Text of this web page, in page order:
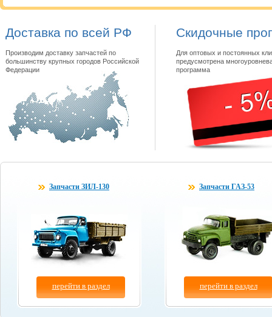
Доставка по всей РФ
Производим доставку запчастей по
большинству крупных городов Российской
Федерации
Скидочные
Для оптовых и постоянных
предусмотрена
программа
Запчасти ЗИЛ-130
перейти в раздел
Запчасти ГАЗ-53
перейти в раздел